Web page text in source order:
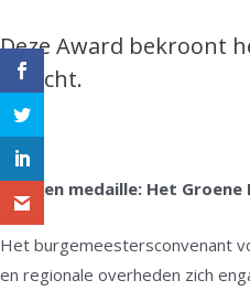
Deze Award bekroont
opzicht.
Gouden medaille: Het
Het burgemeestersconvenant
en regionale overheden zich